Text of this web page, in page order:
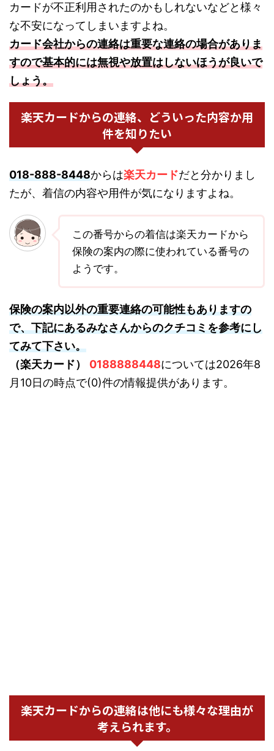
カードが不正利用されたのかもしれないなどと様々
な不安になってしまいますよね。
カード会社からの連絡は重要な連絡の場合がありま
すので基本的には無視や放置はしないほうが良いで
しょう。
楽天カードからの連絡、どういった内容か用
件を知りたい
018-888-8448からは楽天カードだと分かりまし
たが、着信の内容や用件が気になりますよね。
この番号からの着信は楽天カードから
保険の案内の際に使われている番号の
ようです。
保険の案内以外の重要連絡の可能性もありますの
で、下記にあるみなさんからのクチコミを参考にし
てみて下さい。
（楽天カード）
0188888448については2026年8
月10日の時点で(0)件の情報提供があります。
楽天カードからの連絡は他にも様々な理由が
考えられます。